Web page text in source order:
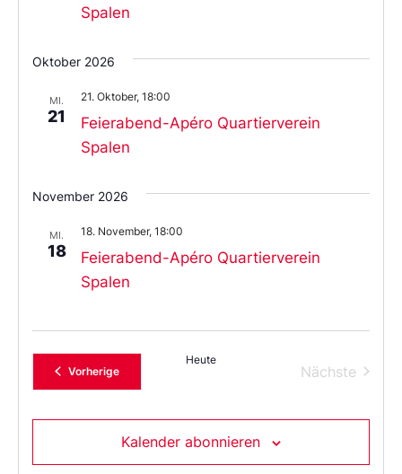
Spalen
Oktober 2026
MI.
21
Feierabend-Apéro Quartierverein
Spalen
21. Oktober, 18:00
November 2026
MI.
18
Feierabend-Apéro Quartierverein
Spalen
18. November, 18:00
VorherigeVeranstaltungen
Heute
Nächste
Kalender abonnieren